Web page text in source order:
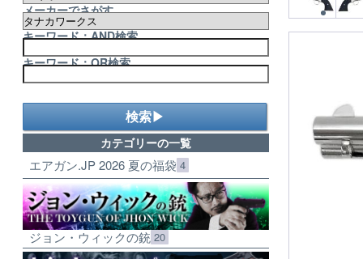
メーカーでさがす
キーワード：AND検索
キーワード：OR検索
検索▶
カテゴリーの一覧
エアガン.JP 2026 夏の福袋 4
ジョン・ウィックの銃 20